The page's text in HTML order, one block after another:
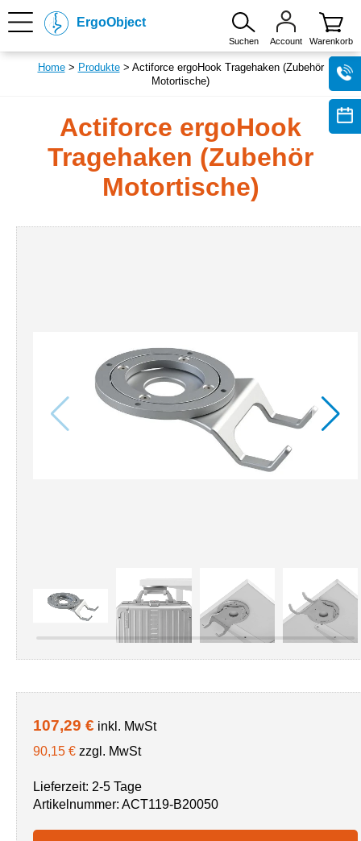
ErgoObject
Suchen Account Warenkorb
Home> Produkte> Actiforce ergoHook Tragehaken (Zubehör
Motortische)
Actiforce ergoHook
Tragehaken (Zubehör
Motortische)
107,29 € inkl. MwSt
90,15 € zzgl. MwSt
Lieferzeit: 2-5 Tage
Artikelnummer: ACT119-B20050